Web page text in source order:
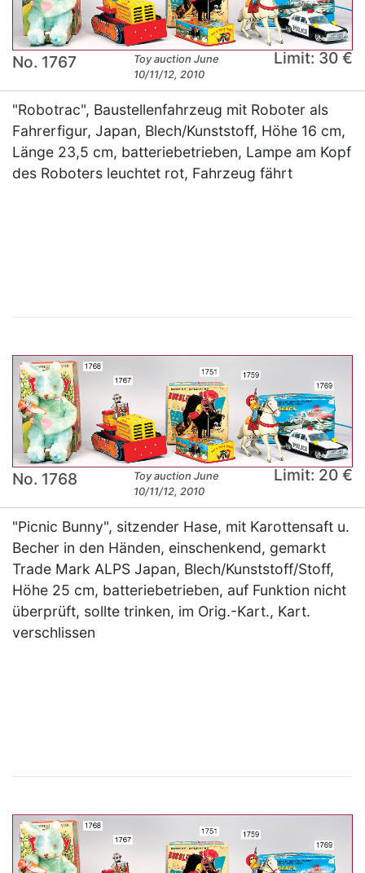
No. 1767
Toy auction June
10/11/12, 2010
Limit: 30 €
"Robotrac", Baustellenfahrzeug mit Roboter als
Fahrerfigur, Japan, Blech/Kunststoff, Höhe 16 cm,
Länge 23,5 cm, batteriebetrieben, Lampe am Kopf
des Roboters leuchtet rot, Fahrzeug fährt
No. 1768
Toy auction June
10/11/12, 2010
Limit: 20 €
"Picnic Bunny", sitzender Hase, mit Karottensaft u.
Becher in den Händen, einschenkend, gemarkt
Trade Mark ALPS Japan, Blech/Kunststoff/Stoff,
Höhe 25 cm, batteriebetrieben, auf Funktion nicht
überprüft, sollte trinken, im Orig.-Kart., Kart.
verschlissen